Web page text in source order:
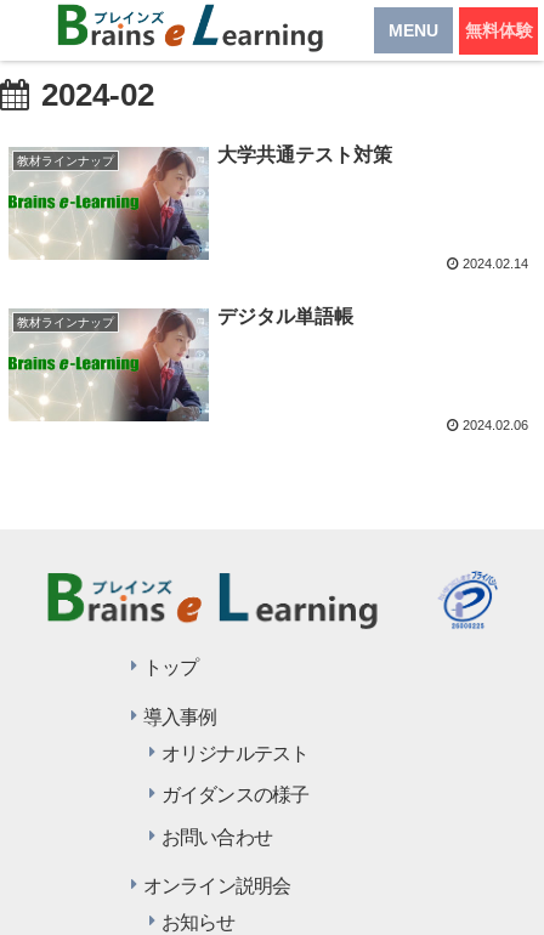
2024-02
教材ラインナップ 大学共通テスト対策
2024.02.14
教材ラインナップ デジタル単語帳
2024.02.06
トップ
導入事例
オリジナルテスト
ガイダンスの様子
お問い合わせ
オンライン説明会
お知らせ
MENU 無料体験